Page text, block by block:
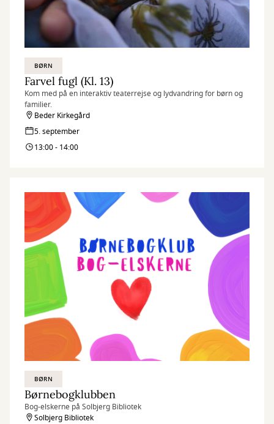
BØRN
Farvel fugl (Kl. 13)
Kom med på en interaktiv teaterrejse og lydvandring for børn og
familier.
Beder Kirkegård
5. september
13:00 - 14:00
BØRN
Børnebogklubben
Bog-elskerne på Solbjerg Bibliotek
Solbjerg Bibliotek